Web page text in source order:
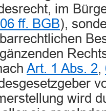
im
ff. BGB),
Art. 1 Abs. 2,
wird